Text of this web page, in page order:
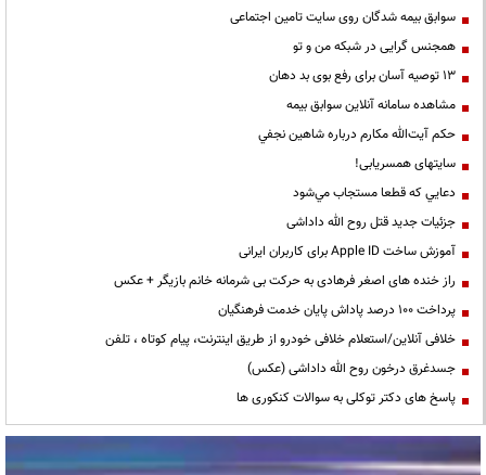
سوابق بیمه شدگان روی سایت تامین اجتماعی
همجنس گرایی در شبکه من و تو
13 توصیه آسان برای رفع بوی بد دهان
مشاهده سامانه آنلاين سوابق بیمه
حكم آيت‌الله مكارم درباره شاهين نجفي
سایتهای همسریابی!
دعايي كه قطعا مستجاب مي‌شود
جزئیات جدید قتل روح الله داداشی
آموزش ساخت Apple ID برای کاربران ایرانی
راز خنده های اصغر فرهادی به حرکت بی شرمانه خانم بازیگر + عکس
پرداخت ۱۰۰ درصد پاداش پایان خدمت فرهنگیان
خلافی آنلاین/استعلام خلافی خودرو از طریق اینترنت، پیام کوتاه ، تلفن
جسدغرق درخون روح الله داداشی (عکس)
پاسخ های دکتر توکلی به سوالات کنکوری ها